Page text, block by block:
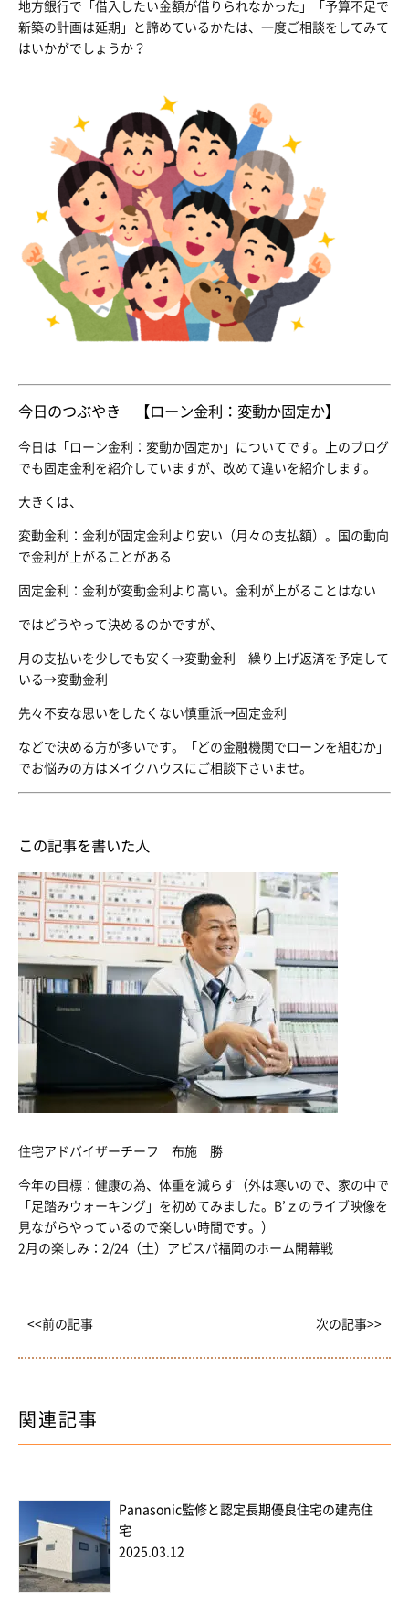
地方銀行で「借入したい金額が借りられなかった」「予算不足で
新築の計画は延期」と諦めているかたは、一度ご相談をしてみて
はいかがでしょうか？
今日のつぶやき 【ローン金利：変動か固定か】
今日は「ローン金利：変動か固定か」についてです。上のブログ
でも固定金利を紹介していますが、改めて違いを紹介します。
大きくは、
変動金利：金利が固定金利より安い（月々の支払額）。国の動向
で金利が上がることがある
固定金利：金利が変動金利より高い。金利が上がることはない
ではどうやって決めるのかですが、
月の支払いを少しでも安く→変動金利 繰り上げ返済を予定して
いる→変動金利
先々不安な思いをしたくない慎重派→固定金利
などで決める方が多いです。「どの金融機関でローンを組むか」
でお悩みの方はメイクハウスにご相談下さいませ。
この記事を書いた人
住宅アドバイザーチーフ 布施 勝
今年の目標：健康の為、体重を減らす（外は寒いので、家の中で
「足踏みウォーキング」を初めてみました。B’ｚのライブ映像を
見ながらやっているので楽しい時間です。）
2月の楽しみ：2/24（土）アビスパ福岡のホーム開幕戦
<<前の記事 次の記事>>
関連記事
Panasonic監修と認定長期優良住宅の建売住
宅
2025.03.12